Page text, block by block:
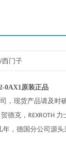
西门子
0AX1原装正品
，现货产品请及时
贺德克， REXROTH 力
，德国分公司源